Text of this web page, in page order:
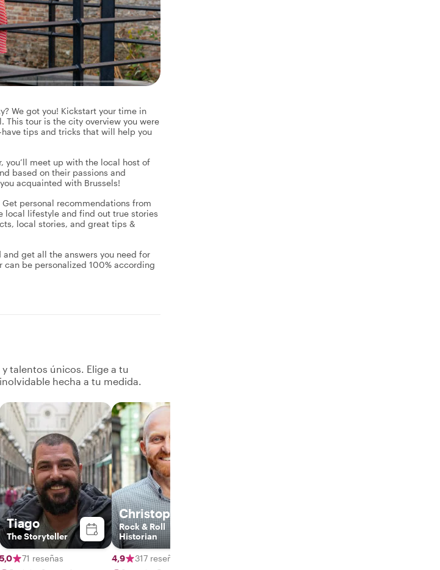
We got you! Kickstart your time in
tour is the city overview you were
tips and tricks that will help you
you’ll meet up with the local host of
based on their passions and
acquainted with Brussels!
personal recommendations from
local lifestyle and find out true stories
local stories, and great tips &
get all the answers you need for
can be personalized 100% according
talentos únicos. Elige a tu
hecha a tu medida.
Tiago
The Storyteller
5,0 71 reseñas
Christophe
Rock & Roll
Historian
4,9 317 reseñas